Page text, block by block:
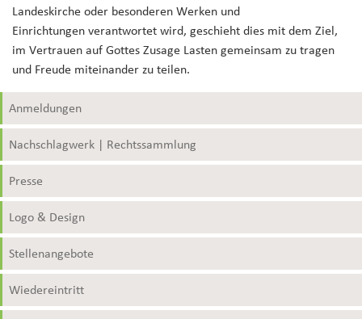
Anmeldungen
Nachschlagwerk | Rechtssammlung
Presse
Logo & Design
Stellenangebote
Wiedereintritt
Landeskirche oder besonderen Werken und
Einrichtungen verantwortet wird, geschieht dies mit dem Ziel,
im Vertrauen auf Gottes Zusage Lasten gemeinsam zu tragen
und Freude miteinander zu teilen.